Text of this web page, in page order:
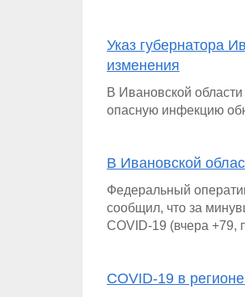
Указ губернатора
изменения
В Ивановской
опасную инфекцию
В Ивановской
Федеральный
сообщил, что за
COVID-19 (вчера +79,
COVID-19 в